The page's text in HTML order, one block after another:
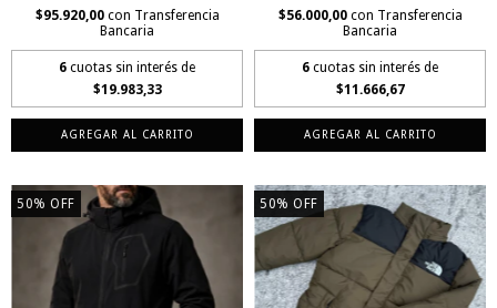
$95.920,00 con Transferencia
Bancaria
6 cuotas sin interés de
$19.983,33
AGREGAR AL CARRITO
$56.000,00 con Transferencia
Bancaria
6 cuotas sin interés de
$11.666,67
AGREGAR AL CARRITO
50% OFF 50% OFF